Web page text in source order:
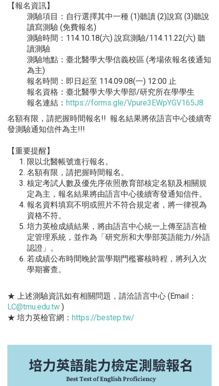
【報名資訊】
測驗項目：自行選擇其中一種 (1)聽讀 (2)說寫 (3)聽說
讀寫測驗 (免費報名)
測驗時間：114.10.18(六) 說寫測驗/114.11.22(六) 聽
讀測驗
測驗地點：臺北醫學大學信義校區 (考場依報名後通知
為主)
報名時間：即日起至 114.09.08(一) 12:00 止
報名資格：臺北醫學大學大學部/研究所在學學生
報名連結： https://forms.gle/Vpure3EWpYGV165J8
名額有限，請把握時間報名!! 報名結果將依語言中心後續寄
發測驗通知信件為主!!!
【重要提醒】
限以北醫帳號進行報名。
名額有限，請把握時間報名。
核定考試人數及優先序依照教育部核定名額及相關規
定為主， 報名結果將由語言中心後續寄發通知信件。
報名資料填寫不明或照片不符合規定者，將一律視為
資格不符。
培力英檢成績結果，將由語言中心統一上傳至語言檢
定管理系統，並作為「研究所和大學部英語能力/外語
認證」。
若成績公布時間晚於當學期門檻審核時程，將列入次
學期審查。
★ 上述測驗資訊如有相關問題，請洽語言中心 (Email：
LC@tmu.edu.tw )
★ 培力英檢官網： https://bestep.tw/